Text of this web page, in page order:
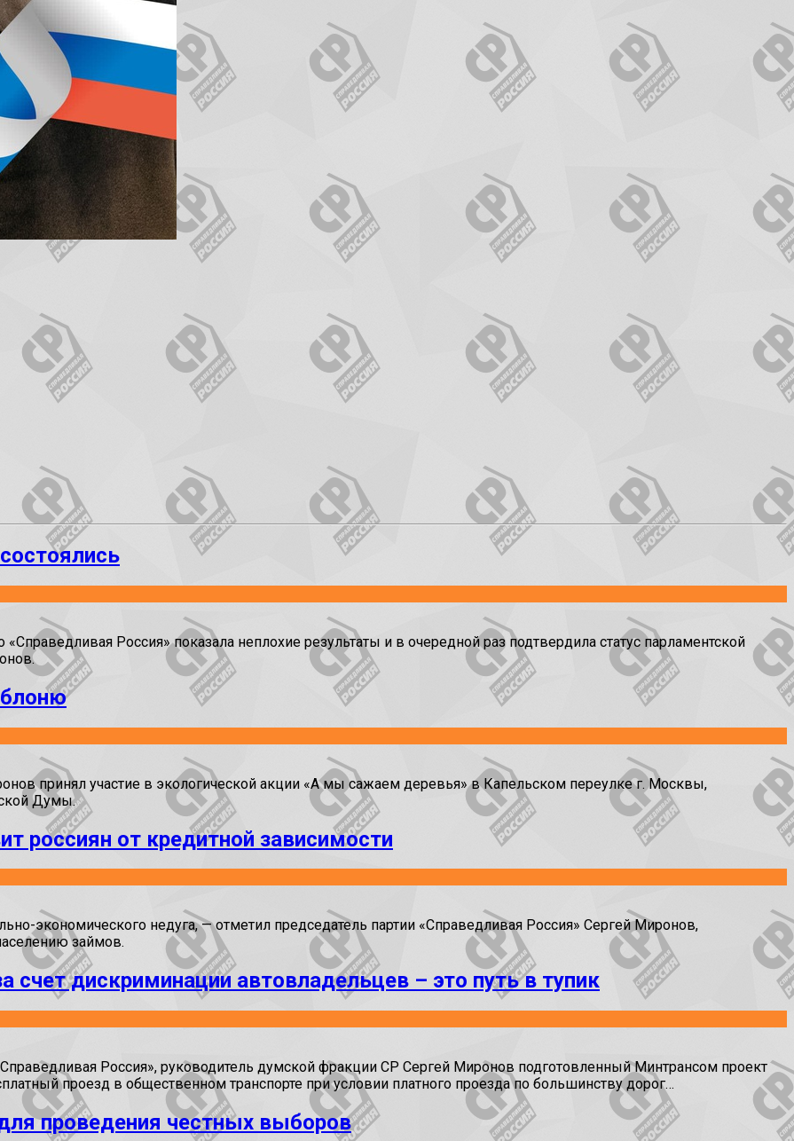
Россия» показала неплохие результаты и в очередной раз подтвердила статус парламентской
принял участие в экологической акции «А мы сажаем деревья» в Капельском переулке г. Москвы,
Думы.
россиян от кредитной зависимости
экономического недуга, — отметил председатель партии «Справедливая Россия» Сергей Миронов,
займов.
счет дискриминации автовладельцев – это путь в тупик
Россия», руководитель думской фракции СР Сергей Миронов подготовленный Минтрансом проект
проезд в общественном транспорте при условии платного проезда по большинству дорог…
проведения честных выборов